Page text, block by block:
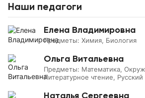
Наши педагоги
Елена Владимировна
Предметы: Химия, Биология
Ольга Витальевна
Предметы: Математика,
Литературное чтение, Русский
Наталья Сергеевна